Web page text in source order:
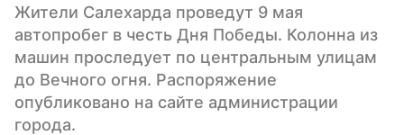
Жители Салехарда проведут 9 мая
автопробег в честь Дня Победы. Колонна из
машин проследует по центральным улицам
до Вечного огня. Распоряжение
опубликовано на сайте администрации
города.